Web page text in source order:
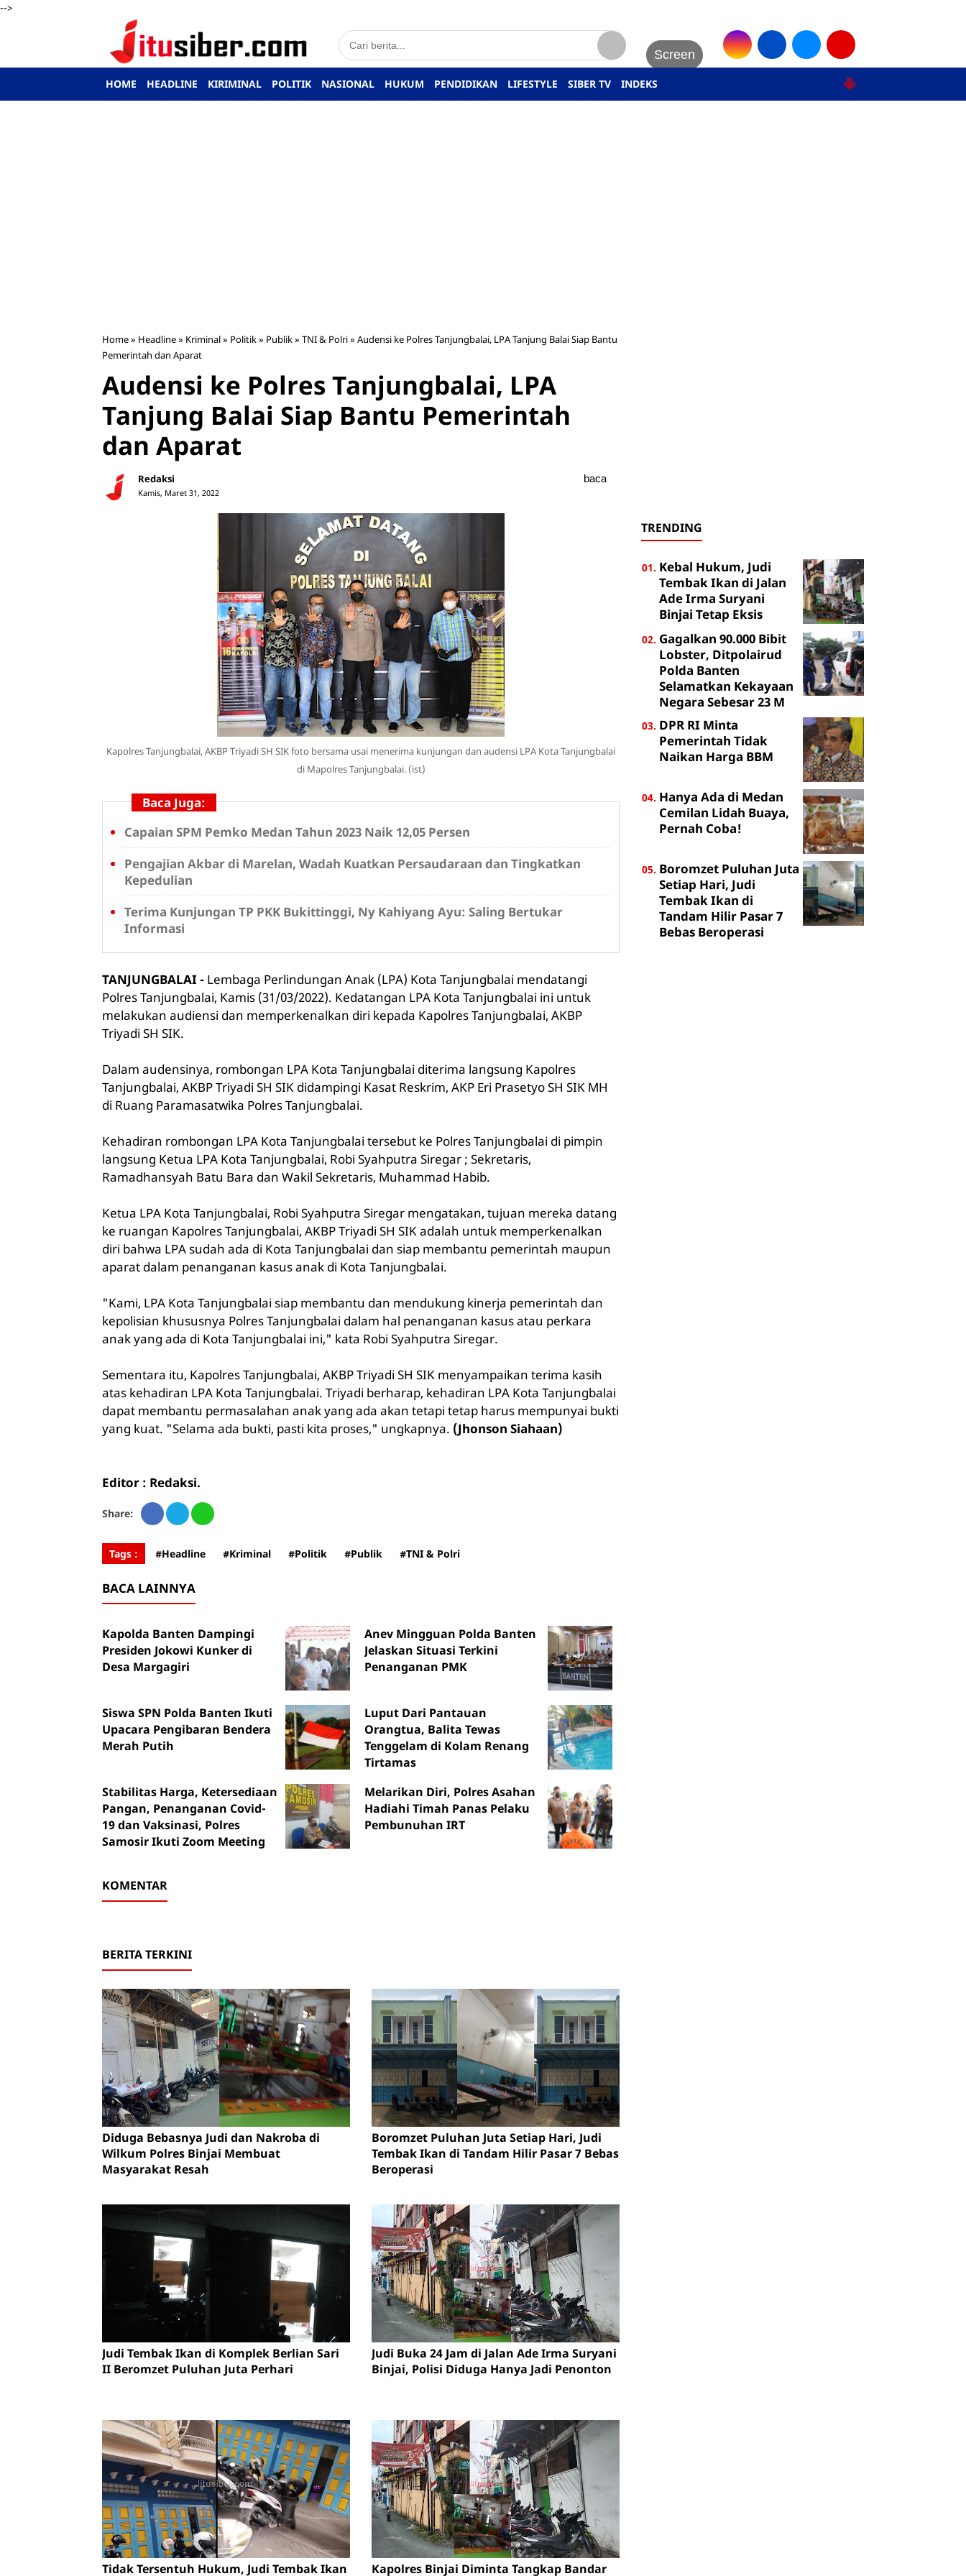
-->
Screen
HOME HEADLINE KIRIMINAL POLITIK NASIONAL HUKUM PENDIDIKAN LIFESTYLE SIBER TV INDEKS
Home» Headline» Kriminal» Politik» Publik» TNI & Polri» Audensi ke Polres Tanjungbalai, LPA Tanjung Balai Siap Bantu
Pemerintah dan Aparat
Audensi ke Polres Tanjungbalai, LPA
Tanjung Balai Siap Bantu Pemerintah
dan Aparat
Redaksi
Kamis, Maret 31, 2022
baca
Kapolres Tanjungbalai, AKBP Triyadi SH SIK foto bersama usai menerima kunjungan dan audensi LPA Kota Tanjungbalai
di Mapolres Tanjungbalai. (ist)
Baca Juga:
Capaian SPM Pemko Medan Tahun 2023 Naik 12,05 Persen
Pengajian Akbar di Marelan, Wadah Kuatkan Persaudaraan dan Tingkatkan
Kepedulian
Terima Kunjungan TP PKK Bukittinggi, Ny Kahiyang Ayu: Saling Bertukar
Informasi
TANJUNGBALAI - Lembaga Perlindungan Anak (LPA) Kota Tanjungbalai mendatangi
Polres Tanjungbalai, Kamis (31/03/2022). Kedatangan LPA Kota Tanjungbalai ini untuk
melakukan audiensi dan memperkenalkan diri kepada Kapolres Tanjungbalai, AKBP
Triyadi SH SIK.
Dalam audensinya, rombongan LPA Kota Tanjungbalai diterima langsung Kapolres
Tanjungbalai, AKBP Triyadi SH SIK didampingi Kasat Reskrim, AKP Eri Prasetyo SH SIK MH
di Ruang Paramasatwika Polres Tanjungbalai.
Kehadiran rombongan LPA Kota Tanjungbalai tersebut ke Polres Tanjungbalai di pimpin
langsung Ketua LPA Kota Tanjungbalai, Robi Syahputra Siregar ; Sekretaris,
Ramadhansyah Batu Bara dan Wakil Sekretaris, Muhammad Habib.
Ketua LPA Kota Tanjungbalai, Robi Syahputra Siregar mengatakan, tujuan mereka datang
ke ruangan Kapolres Tanjungbalai, AKBP Triyadi SH SIK adalah untuk memperkenalkan
diri bahwa LPA sudah ada di Kota Tanjungbalai dan siap membantu pemerintah maupun
aparat dalam penanganan kasus anak di Kota Tanjungbalai.
"Kami, LPA Kota Tanjungbalai siap membantu dan mendukung kinerja pemerintah dan
kepolisian khususnya Polres Tanjungbalai dalam hal penanganan kasus atau perkara
anak yang ada di Kota Tanjungbalai ini," kata Robi Syahputra Siregar.
Sementara itu, Kapolres Tanjungbalai, AKBP Triyadi SH SIK menyampaikan terima kasih
atas kehadiran LPA Kota Tanjungbalai. Triyadi berharap, kehadiran LPA Kota Tanjungbalai
dapat membantu permasalahan anak yang ada akan tetapi tetap harus mempunyai bukti
yang kuat. "Selama ada bukti, pasti kita proses," ungkapnya. (Jhonson Siahaan)
Editor : Redaksi.
Share:
Tags : #Headline #Kriminal #Politik #Publik #TNI & Polri
BACA LAINNYA
Kapolda Banten Dampingi
Presiden Jokowi Kunker di
Desa Margagiri
Anev Mingguan Polda Banten
Jelaskan Situasi Terkini
Penanganan PMK
Siswa SPN Polda Banten Ikuti
Upacara Pengibaran Bendera
Merah Putih
Luput Dari Pantauan
Orangtua, Balita Tewas
Tenggelam di Kolam Renang
Tirtamas
Stabilitas Harga, Ketersediaan
Pangan, Penanganan Covid-
19 dan Vaksinasi, Polres
Samosir Ikuti Zoom Meeting
Melarikan Diri, Polres Asahan
Hadiahi Timah Panas Pelaku
Pembunuhan IRT
KOMENTAR
BERITA TERKINI
Diduga Bebasnya Judi dan Nakroba di
Wilkum Polres Binjai Membuat
Masyarakat Resah
Boromzet Puluhan Juta Setiap Hari, Judi
Tembak Ikan di Tandam Hilir Pasar 7 Bebas
Beroperasi
Judi Tembak Ikan di Komplek Berlian Sari
II Beromzet Puluhan Juta Perhari
Judi Buka 24 Jam di Jalan Ade Irma Suryani
Binjai, Polisi Diduga Hanya Jadi Penonton
Tidak Tersentuh Hukum, Judi Tembak Ikan Kapolres Binjai Diminta Tangkap Bandar
TRENDING
Kebal Hukum, Judi
Tembak Ikan di Jalan
Ade Irma Suryani
Binjai Tetap Eksis
Gagalkan 90.000 Bibit
Lobster, Ditpolairud
Polda Banten
Selamatkan Kekayaan
Negara Sebesar 23 M
DPR RI Minta
Pemerintah Tidak
Naikan Harga BBM
Hanya Ada di Medan
Cemilan Lidah Buaya,
Pernah Coba!
Boromzet Puluhan Juta
Setiap Hari, Judi
Tembak Ikan di
Tandam Hilir Pasar 7
Bebas Beroperasi